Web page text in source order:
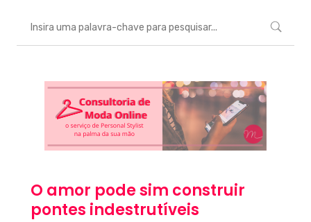
O amor pode sim construir
pontes indestrutíveis